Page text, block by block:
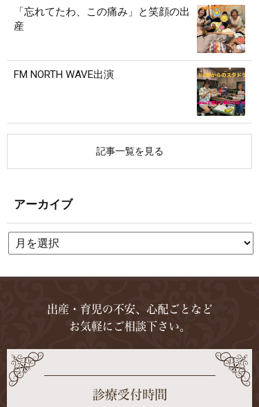
「忘れてたわ、この痛み」と笑顔の出
産
FM NORTH WAVE出演
記事一覧を見る
アーカイブ
出産・育児の不安、心配ごとなど
お気軽にご相談下さい。
診療受付時間